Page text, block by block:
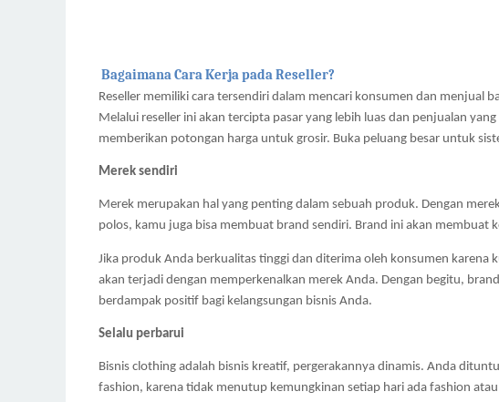
Bagaimana Cara Kerja pada Reseller?
Reseller memiliki cara tersendiri dalam mencari konsumen dan menjual
Melalui reseller ini akan tercipta pasar yang lebih luas dan penjualan
memberikan potongan harga untuk grosir. Buka peluang besar untuk
Merek sendiri
Merek merupakan hal yang penting dalam sebuah produk. Dengan
polos, kamu juga bisa membuat brand sendiri. Brand ini akan membuat
Jika produk Anda berkualitas tinggi dan diterima oleh konsumen
akan terjadi dengan memperkenalkan merek Anda. Dengan begitu,
berdampak positif bagi kelangsungan bisnis Anda.
Selalu perbarui
Bisnis clothing adalah bisnis kreatif, pergerakannya dinamis. Anda
fashion, karena tidak menutup kemungkinan setiap hari ada fashion